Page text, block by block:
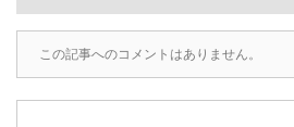
この記事へのコメントはありません。